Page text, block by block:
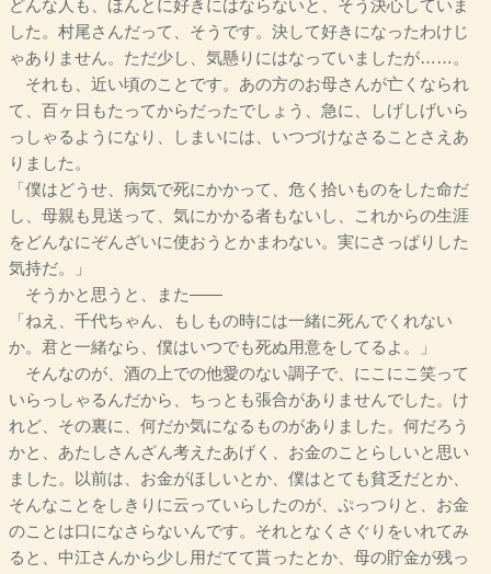
どんな人も、ほんとに好きにはならないと、そう決心していま
した。村尾さんだって、そうです。決して好きになったわけじ
ゃありません。ただ少し、気懸りにはなっていましたが……。
それも、近い頃のことです。あの方のお母さんが亡くなられ
て、百ヶ日もたってからだったでしょう、急に、しげしげいら
っしゃるようになり、しまいには、いつづけなさることさえあ
りました。
「僕はどうせ、病気で死にかかって、危く拾いものをした命だ
し、母親も見送って、気にかかる者もないし、これからの生涯
をどんなにぞんざいに使おうとかまわない。実にさっぱりした
気持だ。」
そうかと思うと、また――
「ねえ、千代ちゃん、もしもの時には一緒に死んでくれない
か。君と一緒なら、僕はいつでも死ぬ用意をしてるよ。」
そんなのが、酒の上での他愛のない調子で、にこにこ笑って
いらっしゃるんだから、ちっとも張合がありませんでした。け
れど、その裏に、何だか気になるものがありました。何だろう
かと、あたしさんざん考えたあげく、お金のことらしいと思い
ました。以前は、お金がほしいとか、僕はとても貧乏だとか、
そんなことをしきりに云っていらしたのが、ぷっつりと、お金
のことは口になさらないんです。それとなくさぐりをいれてみ
ると、中江さんから少し用だてて貰ったとか、母の貯金が残っ